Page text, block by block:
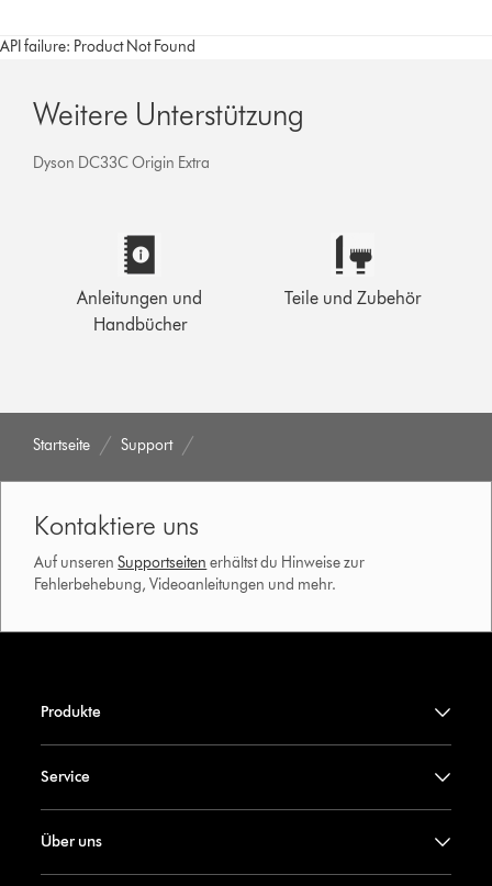
API failure: Product Not Found
Weitere Unterstützung
Dyson DC33C Origin Extra
Anleitungen und
Handbücher
Teile und Zubehör
Startseite Support
Kontaktiere uns
Auf unserenSupportseiten erhältst du Hinweise zur
Fehlerbehebung, Videoanleitungen und mehr.
Produkte
Service
Über uns